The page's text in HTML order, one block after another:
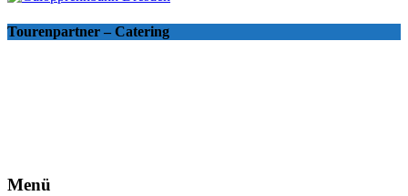
Tourenpartner – Catering
Menü